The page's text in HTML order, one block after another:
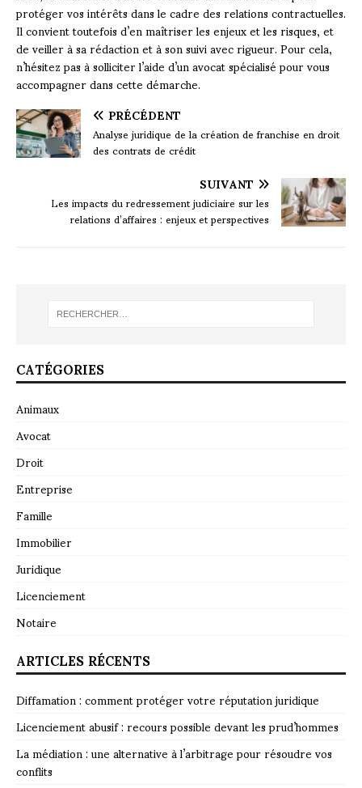
protéger vos intérêts dans le cadre des relations contractuelles.
Il convient toutefois d’en maîtriser les enjeux et les risques, et
de veiller à sa rédaction et à son suivi avec rigueur. Pour cela,
n’hésitez pas à solliciter l’aide d’un avocat spécialisé pour vous
accompagner dans cette démarche.
PRÉCÉDENT
Analyse juridique de la création de franchise en droit
des contrats de crédit
SUIVANT
Les impacts du redressement judiciaire sur les
relations d’affaires : enjeux et perspectives
CATÉGORIES
Animaux
Avocat
Droit
Entreprise
Famille
Immobilier
Juridique
Licenciement
Notaire
ARTICLES RÉCENTS
Diffamation : comment protéger votre réputation juridique
Licenciement abusif : recours possible devant les prud’hommes
La médiation : une alternative à l’arbitrage pour résoudre vos
conflits